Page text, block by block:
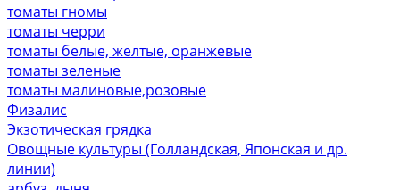
томаты гномы
томаты черри
томаты белые, желтые, оранжевые
томаты зеленые
томаты малиновые,розовые
Физалис
Экзотическая грядка
Овощные культуры (Голландская, Японская и др.
линии)